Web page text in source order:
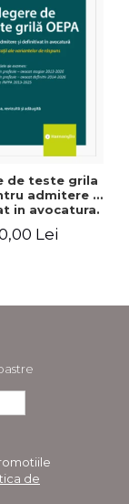
de teste grila
admitere si
in avocatura.
de raspuns.
Lei
de